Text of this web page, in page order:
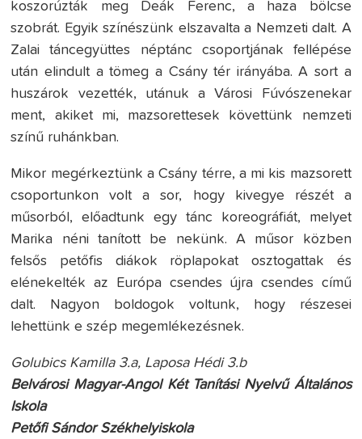
koszorúzták meg Deák Ferenc, a haza bölcse
szobrát. Egyik színészünk elszavalta a Nemzeti dalt. A
Zalai táncegyüttes néptánc csoportjának fellépése
után elindult a tömeg a Csány tér irányába. A sort a
huszárok vezették, utánuk a Városi Fúvószenekar
ment, akiket mi, mazsorettesek követtünk nemzeti
színű ruhánkban.
Mikor megérkeztünk a Csány térre, a mi kis mazsorett
csoportunkon volt a sor, hogy kivegye részét a
műsorból, előadtunk egy tánc koreográfiát, melyet
Marika néni tanított be nekünk. A műsor közben
felsős petőfis diákok röplapokat osztogattak és
elénekelték az Európa csendes újra csendes című
dalt. Nagyon boldogok voltunk, hogy részesei
lehettünk e szép megemlékezésnek.
Golubics Kamilla 3.a, Laposa Hédi 3.b
Belvárosi Magyar-Angol Két Tanítási Nyelvű Általános
Iskola
Petőfi Sándor Székhelyiskola